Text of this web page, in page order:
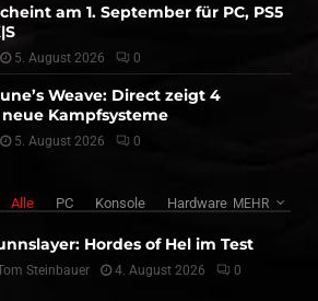
am 1. September für PC, PS5
5. August 2026 0
Weave: Direct zeigt 4
Kampfsysteme
5. August 2026 0
Alle PC Konsole Hardware MEHR
Hordes of Hel im Test
Steinbauer 4. August 2026 0